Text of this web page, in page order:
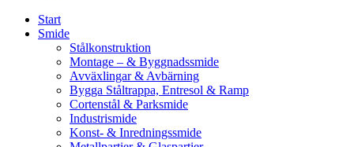
Start
Smide
Stålkonstruktion
Montage – & Byggnadssmide
Avväxlingar & Avbärning
Bygga Ståltrappa, Entresol & Ramp
Cortenstål & Parksmide
Industrismide
Konst- & Inredningssmide